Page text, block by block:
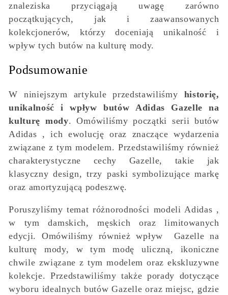
znaleziska przyciągają uwagę zarówno
początkujących, jak i zaawansowanych
kolekcjonerów, którzy doceniają unikalność i
wpływ tych butów na kulturę mody.
Podsumowanie
W niniejszym artykule przedstawiliśmy historię,
unikalność i wpływ butów Adidas Gazelle na
kulturę mody. Omówiliśmy początki serii butów
Adidas , ich ewolucję oraz znaczące wydarzenia
związane z tym modelem. Przedstawiliśmy również
charakterystyczne cechy Gazelle, takie jak
klasyczny design, trzy paski symbolizujące markę
oraz amortyzującą podeszwę.
Poruszyliśmy temat różnorodności modeli Adidas ,
w tym damskich, męskich oraz limitowanych
edycji. Omówiliśmy również wpływ Gazelle na
kulturę mody, w tym modę uliczną, ikoniczne
chwile związane z tym modelem oraz ekskluzywne
kolekcje. Przedstawiliśmy także porady dotyczące
wyboru idealnych butów Gazelle oraz miejsc, gdzie